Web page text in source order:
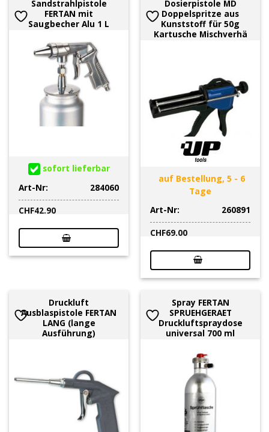
Sandstrahlpistole
FERTAN mit
Saugbecher Alu 1 L
sofort lieferbar
Art-Nr:
284060
CHF42.90
Dosierpistole MD
Doppelspritze aus
Kunststoff für 50g
Kartusche Mischverhä
auf Bestellung, 5 - 6
Tage
Art-Nr:
260891
CHF69.00
Druckluft
Ausblaspistole FERTAN
LANG (lange
Ausführung)
Spray FERTAN
SPRUEHGERAET
Druckluftspraydose
universal 700 ml